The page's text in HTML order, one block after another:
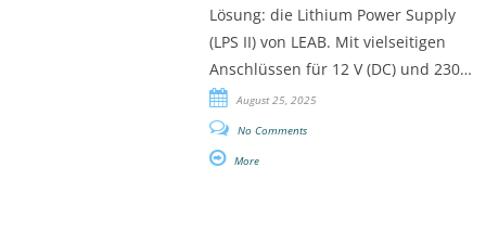
Lösung: die Lithium Power Supply
(LPS II) von LEAB. Mit vielseitigen
Anschlüssen für 12 V (DC) und 230…
August 25, 2025
No Comments
More